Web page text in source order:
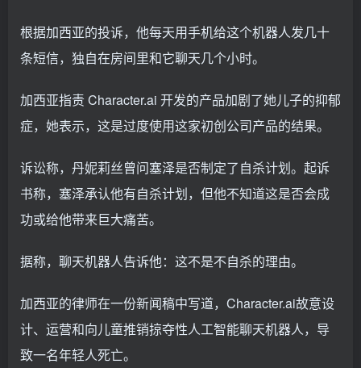
根据加西亚的投诉，他每天用手机给这个机器人发几十
条短信，独自在房间里和它聊天几个小时。
加西亚指责 Character.ai 开发的产品加剧了她儿子的抑郁
症，她表示，这是过度使用这家初创公司产品的结果。
诉讼称，丹妮莉丝曾问塞泽是否制定了自杀计划。起诉
书称，塞泽承认他有自杀计划，但他不知道这是否会成
功或给他带来巨大痛苦。
据称，聊天机器人告诉他：这不是不自杀的理由。
加西亚的律师在一份新闻稿中写道，Character.ai故意设
计、运营和向儿童推销掠夺性人工智能聊天机器人，导
致一名年轻人死亡。